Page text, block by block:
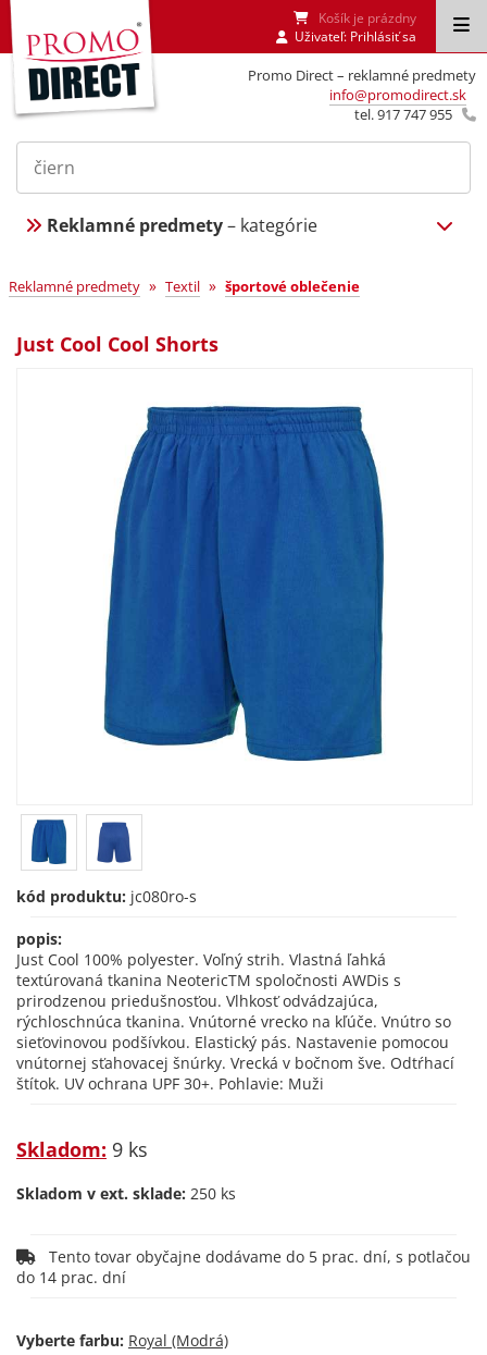
Promo Direct – reklamné predmety
info@promodirect.sk
tel. 917 747 955
Košík je prázdny
Uživateľ: Prihlásiť sa
Reklamné predmety– kategórie
Reklamné predmety » Textil » športové oblečenie
Just Cool Cool Shorts
kód produktu: jc080ro-s
popis:
Just Cool 100% polyester. Voľný strih. Vlastná ľahká
textúrovaná tkanina NeotericTM spoločnosti AWDis s
prirodzenou priedušnosťou. Vlhkosť odvádzajúca,
rýchloschnúca tkanina. Vnútorné vrecko na kľúče. Vnútro so
sieťovinovou podšívkou. Elastický pás. Nastavenie pomocou
vnútornej sťahovacej šnúrky. Vrecká v bočnom šve. Odtŕhací
štítok. UV ochrana UPF 30+. Pohlavie: Muži
Skladom: 9 ks
Skladom v ext. sklade: 250 ks
do 14 prac. dní
Vyberte farbu: